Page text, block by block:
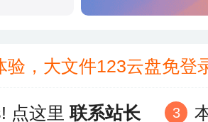
验，大文件123云盘免
点这里联系站长